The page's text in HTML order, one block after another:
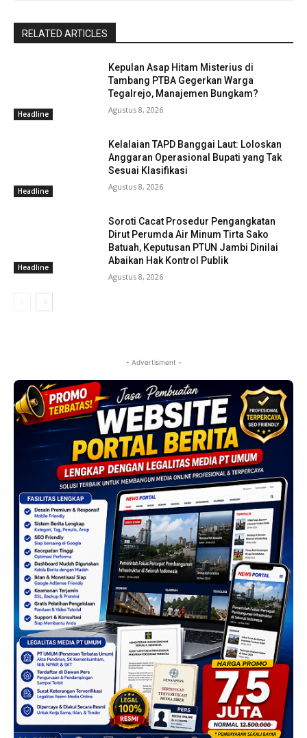
RELATED ARTICLES
Headline
Kepulan Asap Hitam Misterius di
Tambang PTBA Gegerkan Warga
Tegalrejo, Manajemen Bungkam?
Agustus 8, 2026
Headline
Kelalaian TAPD Banggai Laut: Loloskan
Anggaran Operasional Bupati yang Tak
Sesuai Klasifikasi
Agustus 8, 2026
Headline
Soroti Cacat Prosedur Pengangkatan
Dirut Perumda Air Minum Tirta Sako
Batuah, Keputusan PTUN Jambi Dinilai
Abaikan Hak Kontrol Publik
Agustus 8, 2026
- Advertisment -